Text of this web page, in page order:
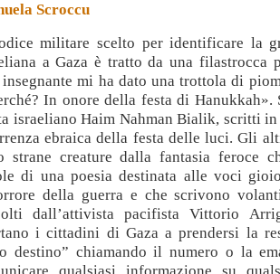
Scroccu
militare scelto per identificare la
a Gaza è tratto da una filastrocca
mi ha dato una trottola di
In onore della festa di Hanukkah».
israeliano Haim Nahman Bialik, scritti in
ebraica della festa delle luci. Gli
strane creature dalla fantasia feroce
di una poesia destinata alle voci
della guerra e che scrivono
dall’attivista pacifista Vittorio
i cittadini di Gaza a prendersi la
destino” chiamando il numero o la